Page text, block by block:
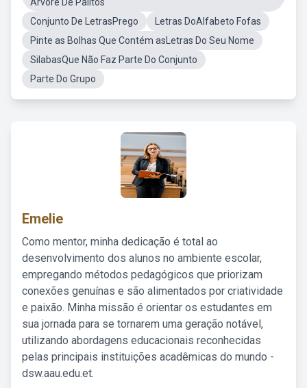
Conjunto De LetrasPrego
Letras DoAlfabeto Fofas
Pinte as Bolhas Que Contém asLetras Do Seu Nome
SilabasQue Não Faz Parte Do Conjunto
Parte Do Grupo
Emelie
Como mentor, minha dedicação é total ao
desenvolvimento dos alunos no ambiente escolar,
empregando métodos pedagógicos que priorizam
conexões genuínas e são alimentados por criatividade
e paixão. Minha missão é orientar os estudantes em
sua jornada para se tornarem uma geração notável,
utilizando abordagens educacionais reconhecidas
pelas principais instituições acadêmicas do mundo -
dsw.aau.edu.et.